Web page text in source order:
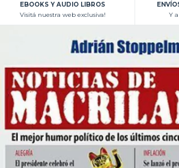
EBOOKS Y AUDIO LIBROS
Visitá nuestra web exclusiva!
Y